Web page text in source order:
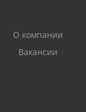
О компании
Вакансии